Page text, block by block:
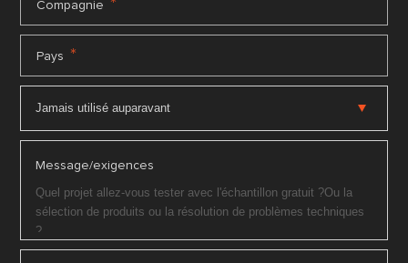
Compagnie *
Pays *
Message/exigences